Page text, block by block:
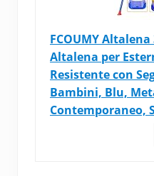
FCOUMY
Altalena per
Resistente con
Bambini, Blu,
Contemporaneo,